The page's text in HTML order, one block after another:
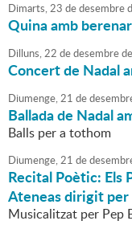
Dimarts,23 dedesembre
Quina amb
Dilluns,22 dedesembrede
Concert de Nadal
Diumenge,21 de
Ballada de Nadal
Balls per a tothom
Diumenge,21 de
Recital Poètic: Els
Ateneas dirigit
Musicalitzat per Pep